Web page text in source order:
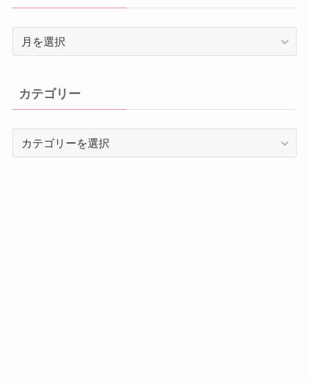
ブ
カテゴリー